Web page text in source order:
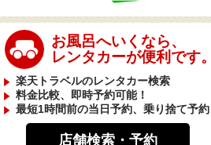
お風呂へいくなら、
レンタカーが便利です。
楽天トラベルのレンタカー検索
料金比較、即時予約可能！
最短1時間前の当日予約、乗り捨て予約
店舗検索・予約